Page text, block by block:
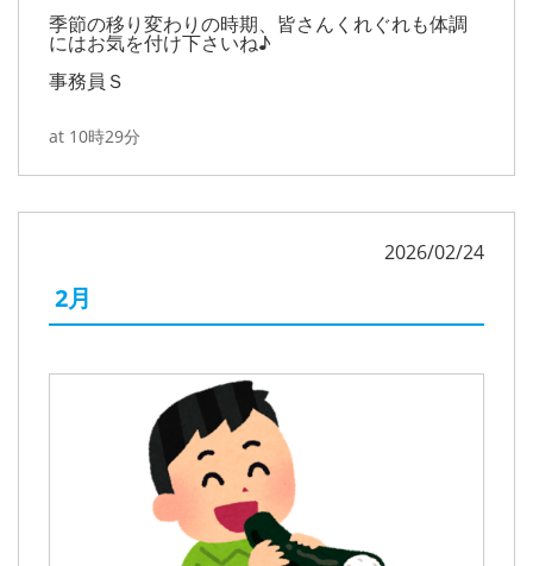
季節の移り変わりの時期、皆さんくれぐれも体調
にはお気を付け下さいね♪
事務員Ｓ
at 10時29分
2026/02/24
2月